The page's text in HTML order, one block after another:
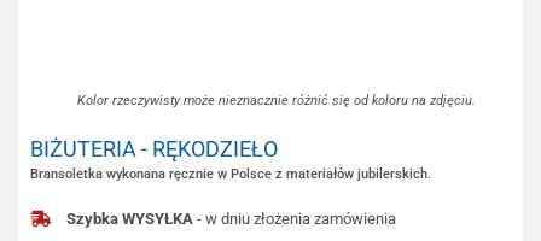
Kolor rzeczywisty może nieznacznie różnić się od koloru na zdjęciu.
BIŻUTERIA - RĘKODZIEŁO
Bransoletka wykonana ręcznie w Polsce z materiałów jubilerskich.
Szybka WYSYŁKA - w dniu złożenia zamówienia